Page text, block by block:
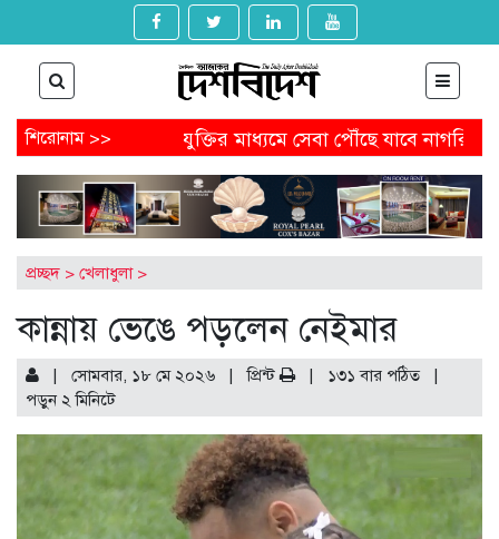
শিরোনাম >>প্রযুক্তির মাধ্যমে সেবা পৌঁছে যাবে নাগরিকের কাছে
আবেদন করবেন যেভাবে
অষ্টগ্রামে বিএনপির নির্বাচনি
থেকে অনাকাঙ্ক্ষিত পোস্ট
আগামীকাল থেকে ৯ মাসের জন্য
খুনের মামলায় জিয়াউল আহসানের বিচার শুরু
প্রচ্ছদ > খেলাধুলা>
কান্নায় ভেঙে পড়লেন নেইমার
| সোমবার, ১৮ মে ২০২৬ |প্রিন্ট ১৩১ বার পঠিত
পড়ুন ২ মিনিটে